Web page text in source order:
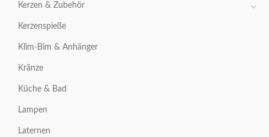
Kerzen & Zubehör
Kerzenspieße
Klim-Bim & Anhänger
Kränze
Küche & Bad
Lampen
Laternen